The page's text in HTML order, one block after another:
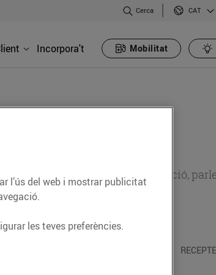
Cerca CAT
Incorpora't Mobilitat
d’actualitat sobre alimentació,
temes.
l’ús del web i mostrar publicitat
les teves preferències.